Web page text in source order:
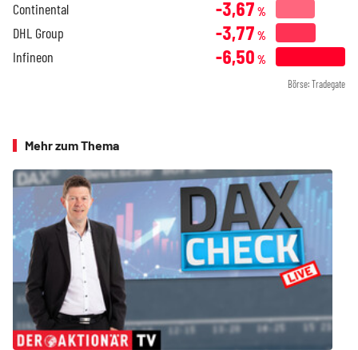
Continental -3,67 %
DHL Group -3,77 %
Infineon -6,50 %
Börse: Tradegate
Mehr zum Thema